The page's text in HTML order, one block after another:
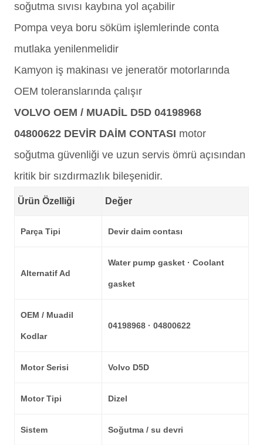
soğutma sıvısı kaybına yol açabilir
Pompa veya boru söküm işlemlerinde conta
mutlaka yenilenmelidir
Kamyon iş makinası ve jeneratör motorlarında
OEM toleranslarında çalışır
VOLVO OEM / MUADİL D5D 04198968
04800622 DEVİR DAİM CONTASI motor
soğutma güvenliği ve uzun servis ömrü açısından
kritik bir sızdırmazlık bileşenidir.
Ürün Özelliği Değer
Parça Tipi Devir daim contası
Alternatif Ad
Water pump gasket · Coolant
gasket
OEM / Muadil
Kodlar
04198968 · 04800622
Motor Serisi Volvo D5D
Motor Tipi Dizel
Sistem Soğutma / su devri